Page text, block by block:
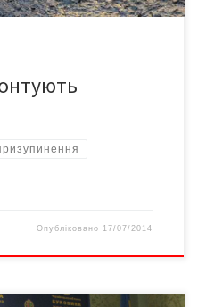
Опубліковано 17/07/2014